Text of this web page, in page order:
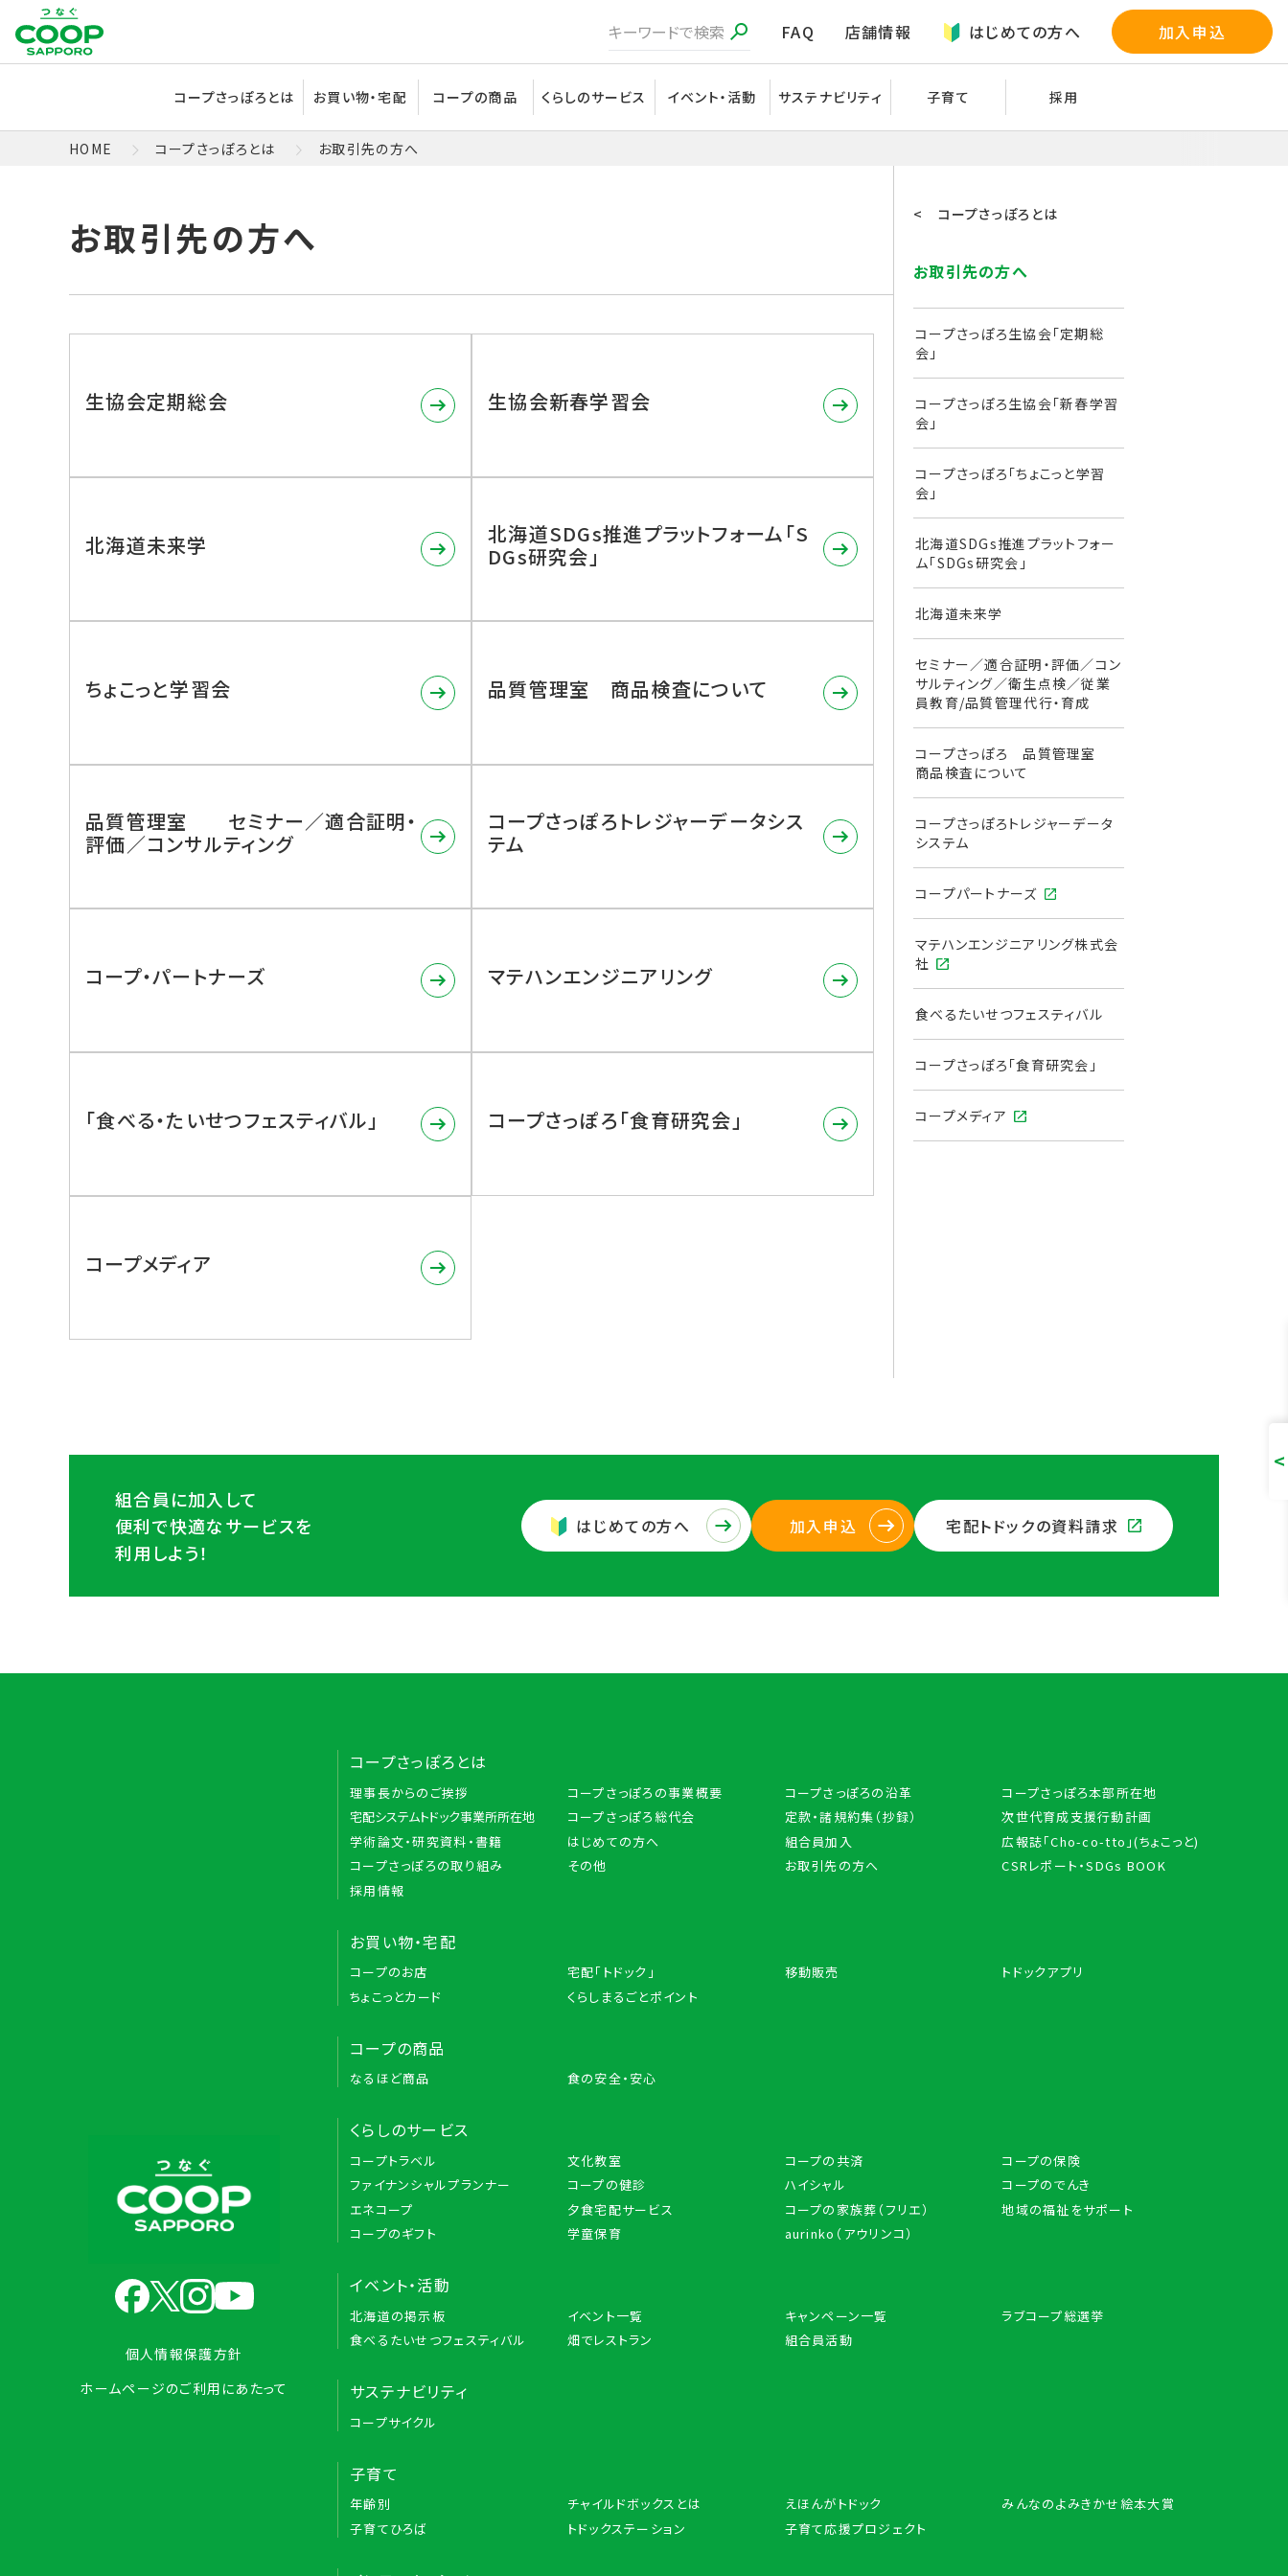
FAQ 店舗情報 はじめての方へ 加入申込
コープさっぽろとは お買い物・宅配 コープの商品 くらしのサービス イベント・活動 サステナビリティ 子育て 採用
HOME コープさっぽろとは お取引先の方へ
生協会定期総会 生協会新春学習会
北海道未来学
北海道SDGs推進プラットフォーム「S
DGs研究会」
ちょこっと学習会 品質管理室 商品検査について
品質管理室 セミナー／適合証明・
評価／コンサルティング
コープさっぽろトレジャーデータシス
テム
コープ・パートナーズ マテハンエンジニアリング
「食べる・たいせつフェスティバル」 コープさっぽろ「食育研究会」
コープメディア
< コープさっぽろとは
お取引先の方へ
コープさっぽろ生協会「定期総
会」
コープさっぽろ生協会「新春学習
会」
コープさっぽろ「ちょこっと学習
会」
北海道SDGs推進プラットフォー
ム「SDGs研究会」
北海道未来学
セミナー／適合証明・評価／コン
サルティング／衛生点検／従業
員教育/品質管理代行・育成
コープさっぽろ 品質管理室
商品検査について
コープさっぽろトレジャーデータ
システム
コープパートナーズ
マテハンエンジニアリング株式会
社
食べるたいせつフェスティバル
コープさっぽろ「⾷育研究会」
コープメディア
組合員に加入して
便利で快適なサービスを
利用しよう！
はじめての方へ 加入申込 宅配トドックの資料請求
個人情報保護方針
ホームページのご利用にあたって
コープさっぽろとは
理事長からのご挨拶 コープさっぽろの事業概要 コープさっぽろの沿革
コープさっぽろ本部所在地
宅配システムトドック事業所所在地
コープさっぽろ総代会 定款・諸規約集（抄録）
次世代育成支援行動計画
学術論文・研究資料・書籍
はじめての方へ 組合員加入
広報誌「Cho-co-tto」(ちょこっと)
コープさっぽろの取り組み
その他 お取引先の方へ
CSRレポート・SDGs BOOK
採用情報
お買い物・宅配
コープのお店 宅配「トドック」 移動販売
トドックアプリ
ちょこっとカード
くらしまるごとポイント
コープの商品
なるほど商品 食の安全・安心
くらしのサービス
コープトラベル 文化教室 コープの共済
コープの保険
ファイナンシャルプランナー
コープの健診 ハイシャル
コープのでんき
エネコープ
夕食宅配サービス コープの家族葬（フリエ）
地域の福祉をサポート
コープのギフト
学童保育 aurinko（アウリンコ）
イベント・活動
北海道の掲示板 イベント一覧 キャンペーン一覧
ラブコープ総選挙
食べるたいせつフェスティバル
畑でレストラン 組合員活動
サステナビリティ
コープサイクル
子育て
年齢別 チャイルドボックスとは えほんがトドック
みんなのよみきかせ絵本大賞
子育てひろば
トドックステーション 子育て応援プロジェクト